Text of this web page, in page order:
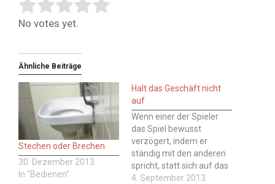
Rate this item:
Submit Rating
No votes yet.
Ähnliche Beiträge
Stechen oder Brechen
30. Dezember 2013
In "Bedienen"
Halt das Geschäft nicht
auf
Wenn einer der Spieler
das Spiel bewusst
verzögert, indem er
ständig mit den anderen
spricht, statt sich auf das
Spiel zu konzentrieren.
4. September 2013